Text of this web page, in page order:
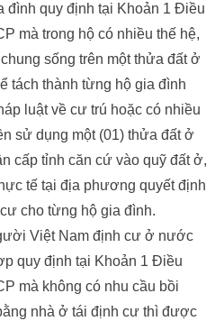
đình quy định tại Khoản 1 Điều
mà trong hộ có nhiều thế hệ,
sống trên một thửa đất ở
tách thành từng hộ gia đình
luật về cư trú hoặc có nhiều
sử dụng một (01) thửa đất ở
cấp tỉnh căn cứ vào quỹ đất ở,
tế tại địa phương quyết định
cho từng hộ gia đình.
Việt Nam định cư ở nước
quy định tại Khoản 1 Điều
mà không có nhu cầu bồi
nhà ở tái định cư thì được